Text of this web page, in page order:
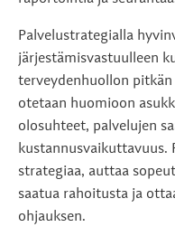
Palvelustrategialla
järjestämisvastuulleen
terveydenhuollon
otetaan huomioon
olosuhteet, palvelujen
kustannusvaikuttavuus.
strategiaa, auttaa
saatua rahoitusta ja
ohjauksen.